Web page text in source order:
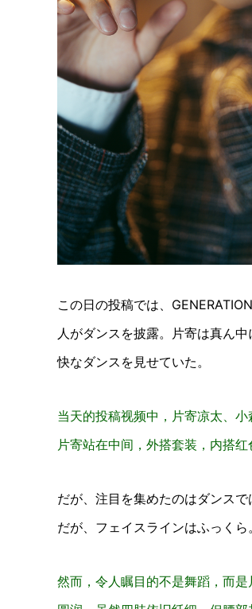
この日の投稿では、
人がダンスを披露。片寄は真ん
快なダンスを見せていた。
当天的投稿视频中，片寄凉太、
片寄站在中间，外搭套装，内搭
だが、注目を集めたのはダンス
だが、フェイスラインはふっく
然而，令人瞩目的不是舞蹈，而